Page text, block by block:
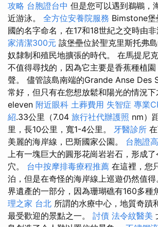
攻略 台胞證台中 但是您可以遇到鵜鶘，
近游泳。 全方位安養院服務 Bimstone堡
國的名字命名，在17和18世紀之交時由非
家清潔300元 該堡壘位於聖克里斯托弗
奴隸制和殖民地擴張的時代。 在馬提尼
不值得尋找的，因為它主要是香蕉種植
聲。 儘管該島南端的Grande Anse Des
常好，但只有在您想放鬆和陽光的情況下
eleven 附近眼科 土葬費用 失智症 專業
紹.33公里（7.04 旅行社代辦護照 nm）
里，長10公里，寬1-4公里。 牙醫診所
美麗的海岸線，巴斯國家公園。 台胞證
上有一塊巨大的圓形花崗岩岩石，形成
穴。 台中按摩排毒療程推薦 在這裡，您
泊，但是在奇怪的海岸線上巡遊仍然值
界遺產的一部分，因為珊瑚礁有160多種
理之家 台北 所謂的水療中心，地質奇蹟
最受歡迎的景點之一。 討債 法令紋醫美